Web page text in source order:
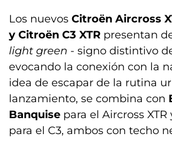
Los nuevos Citroën Aircross
y Citroën C3 XTR presentan
light green - signo distintivo
evocando la conexión con la
idea de escapar de la rutina
lanzamiento, se combina con
Banquise para el Aircross XTR
para el C3, ambos con techo